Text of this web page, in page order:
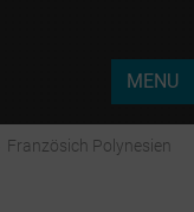
MENU
Französich Polynesien